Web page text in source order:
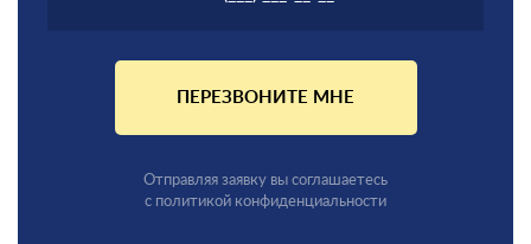
ПЕРЕЗВОНИТЕ МНЕ
Отправляя заявку вы соглашаетесь
с политикой конфиденциальности